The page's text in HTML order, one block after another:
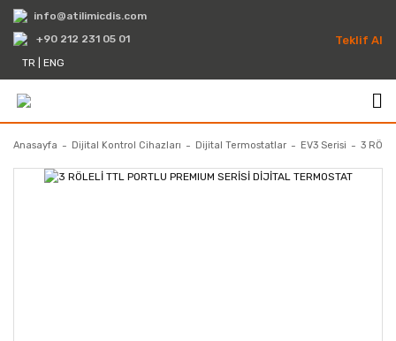
info@atilimicdis.com
+90 212 231 05 01
TR
ENG
Teklif Al
Anasayfa Dijital Kontrol Cihazları Dijital Termostatlar EV3 Serisi 3